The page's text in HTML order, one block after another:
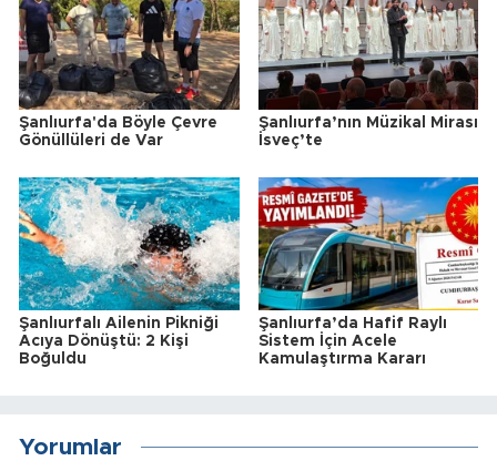
Şanlıurfa'da Böyle Çevre
Gönüllüleri de Var
Şanlıurfa’nın Müzikal Mirası
İsveç’te
Şanlıurfalı Ailenin Pikniği
Acıya Dönüştü: 2 Kişi
Boğuldu
Şanlıurfa’da Hafif Raylı
Sistem İçin Acele
Kamulaştırma Kararı
Yorumlar